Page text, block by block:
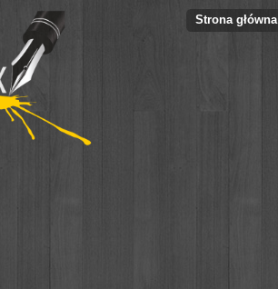
Strona główna